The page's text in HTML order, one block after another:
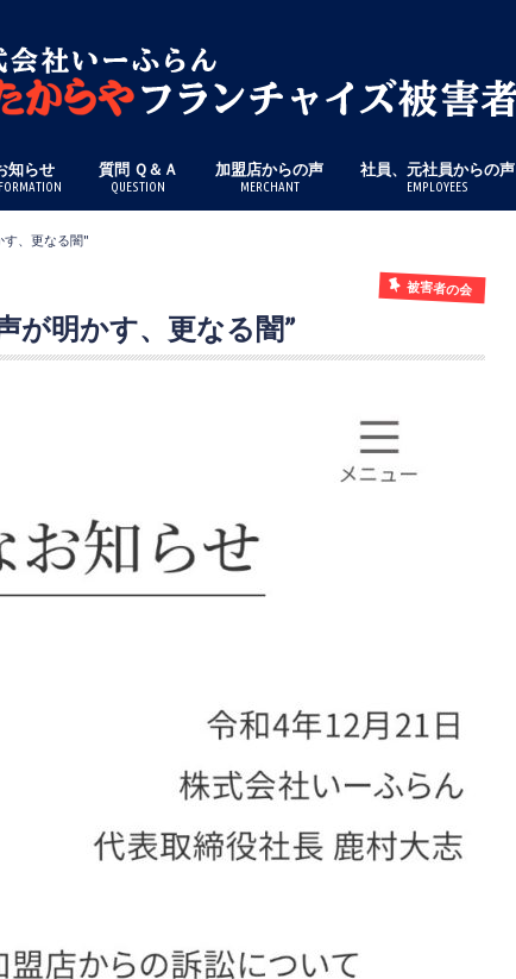
知らせ 質問 Ｑ＆Ａ
QUESTION
加盟店からの声
MERCHANT
社員、元社員からの声
EMPLOYEES
す、更なる闇"
被害者の会
が明かす、更なる闇”